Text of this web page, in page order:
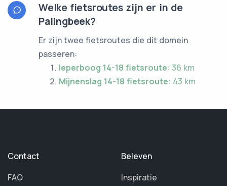
Welke fietsroutes zijn er in de
Palingbeek?
Er zijn twee fietsroutes die dit domein
passeren:
Ieperboog 14-18 fietsroute: 36 km
Mijnenslag 14-18 fietsroute: 43 km
Contact
FAQ
Beleven
Inspiratie